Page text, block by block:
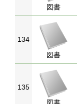
図書
134
図書
135